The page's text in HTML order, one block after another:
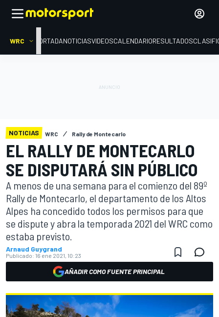
WRC PORTADANOTICIASVIDEOSCALENDARIORESULTADOS
NOTICIAS WRC Rally de Montecarlo
EL RALLY DE MONTECARLO
SE DISPUTARÁ SIN PÚBLICO
A menos de una semana para el comienzo del 89º
Rally de Montecarlo, el departamento de los Altos
Alpes ha concedido todos los permisos para que
se dispute y abra la temporada 2021 del WRC como
estaba previsto.
Arnaud Guygrand
Publicado: 16 ene 2021, 10:23
AÑADIR COMO FUENTE PRINCIPAL